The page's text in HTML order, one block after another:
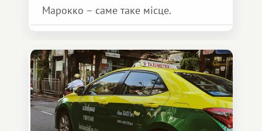
Марокко – саме таке місце.